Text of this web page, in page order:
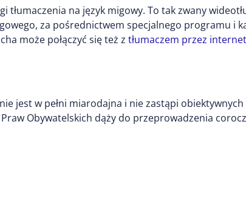
na język migowy. To tak zwany
za pośrednictwem specjalnego programu i
może połączyć się też z tłumaczem przez
jest w pełni miarodajna i nie zastąpi
Obywatelskich dąży do przeprowadzenia